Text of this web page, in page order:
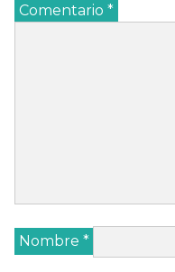
Comentario *
Nombre *